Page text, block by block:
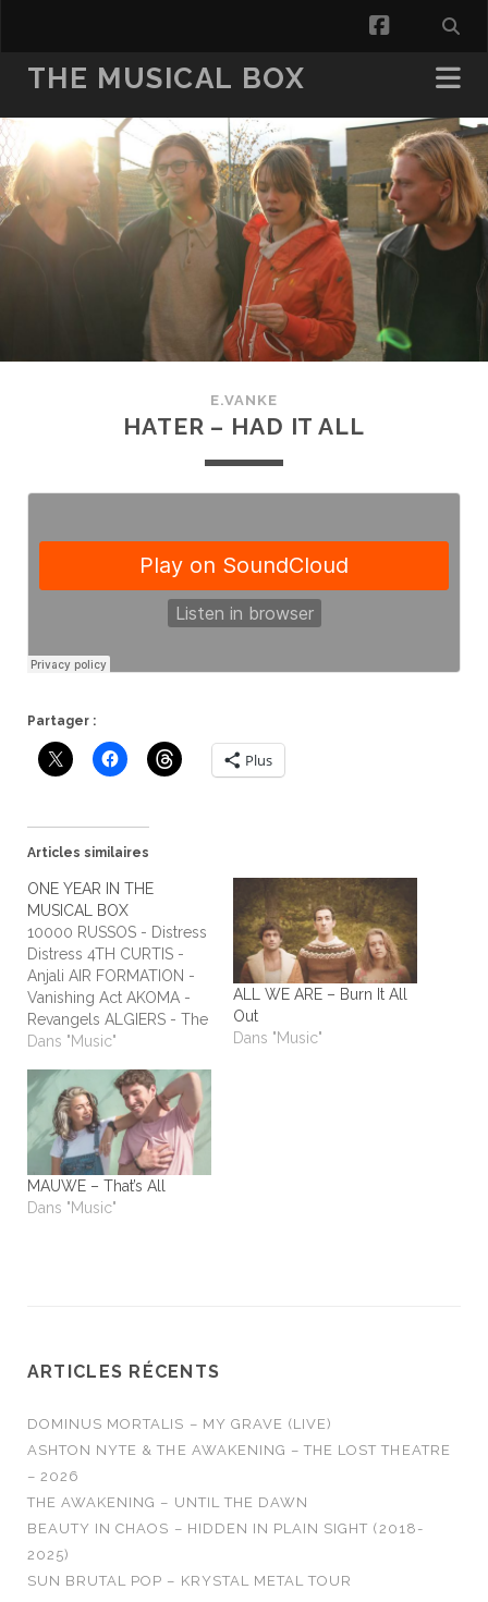
facebook
THE MUSICAL BOX
E.VANKE
HATER – HAD IT ALL
Partager :
Plus
Articles similaires
ONE YEAR IN THE
MUSICAL BOX
10000 RUSSOS - Distress
Distress 4TH CURTIS -
Anjali AIR FORMATION -
Vanishing Act AKOMA -
Revangels ALGIERS - The
Underside of Power
One's For The Humans
ALL TIME LOW - Dirty
Laundry ALL WE ARE -
Burn It All Out AMBER
RUN - No Answers…
Dans "Music"
ALL WE ARE – Burn It All
Out
Dans "Music"
MAUWE – That’s All
Dans "Music"
ARTICLES RÉCENTS
DOMINUS MORTALIS – MY GRAVE (LIVE)
ASHTON NYTE & THE AWAKENING – THE LOST THEATRE
– 2026
THE AWAKENING – UNTIL THE DAWN
BEAUTY IN CHAOS – HIDDEN IN PLAIN SIGHT (2018-
2025)
SUN BRUTAL POP – KRYSTAL METAL TOUR